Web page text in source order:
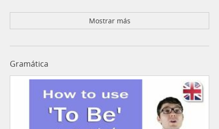
Mostrar más
Gramática